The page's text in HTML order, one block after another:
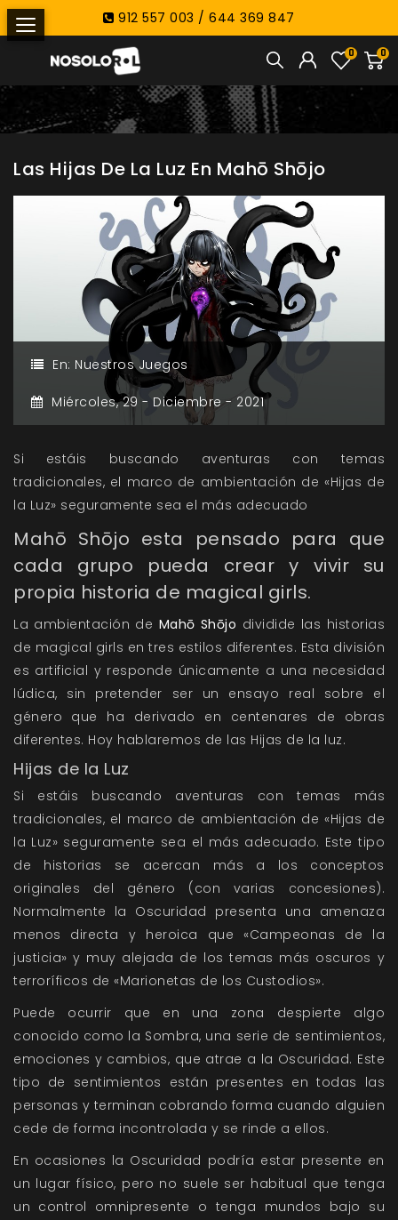
912 557 003 / 644 369 847
0
0
Las Hijas De La Luz En Mahō Shōjo
En: Nuestros Juegos
Miércoles,29 - Diciembre - 2021
Si estáis buscando aventuras con temas
tradicionales, el marco de ambientación de «Hijas de
la Luz» seguramente sea el más adecuado
Mahō Shōjo esta pensado para que
cada grupo pueda crear y vivir su
propia historia de magical girls.
La ambientación de Mahō Shōjo dividide las historias
de magical girls en tres estilos diferentes. Esta división
es artificial y responde únicamente a una necesidad
lúdica, sin pretender ser un ensayo real sobre el
género que ha derivado en centenares de obras
diferentes. Hoy hablaremos de las Hijas de la luz.
Hijas de la Luz
Si estáis buscando aventuras con temas más
tradicionales, el marco de ambientación de «Hijas de
la Luz» seguramente sea el más adecuado. Este tipo
de historias se acercan más a los conceptos
originales del género (con varias concesiones).
Normalmente la Oscuridad presenta una amenaza
menos directa y heroica que «Campeonas de la
justicia» y muy alejada de los temas más oscuros y
terroríficos de «Marionetas de los Custodios».
Puede ocurrir que en una zona despierte algo
conocido como la Sombra, una serie de sentimientos,
emociones y cambios, que atrae a la Oscuridad. Este
tipo de sentimientos están presentes en todas las
personas y terminan cobrando forma cuando alguien
cede de forma incontrolada y se rinde a ellos.
En ocasiones la Oscuridad podría estar presente en
un lugar físico, pero no suele ser habitual que tenga
un control omnipresente o tenga mundos bajo su